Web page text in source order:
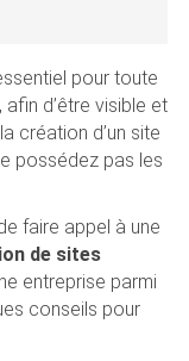
pour toute
d’être visible et
création d’un site
possédez pas les
faire appel à une
de sites
entreprise parmi
conseils pour